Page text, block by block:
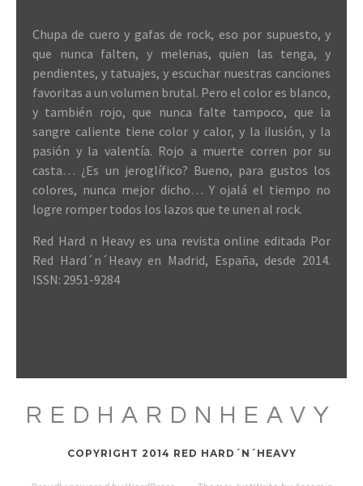
Chupa de cuero y gafas de rock, eso por supuesto, y
que nunca falten, y melenas, quien las tenga, y
pendientes, y tatuajes, y escuchar nuestras canciones
favoritas a un volumen brutal. Pero el color es blanco,
y también rojo, que nunca falte tampoco, que la
sangre caliente tiene color y calor, y la ilusión, y la
pasión y la valentía. Rojo a muerte corren por su
casta… ¿Es un jeroglífico? Bueno, para gustos los
colores, nunca mejor dicho… Y ojalá el tiempo no
logre romper todos los lazos que te unen al rock.
Red Hard n Heavy es una revista online editada Por
Red Hard´n´Heavy en Madrid, España, desde 2014.
ISSN: 2951-9284
REDHARDNHEAVY
COPYRIGHT 2014 RED HARD´N´HEAVY